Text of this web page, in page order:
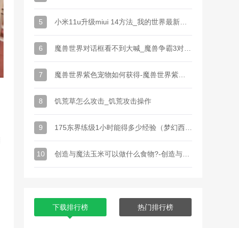
5
6
7
8 饥荒草怎么攻击_饥荒攻击操作
9
10
下载排行榜 热门排行榜